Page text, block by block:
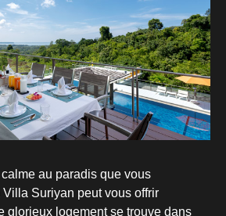
au paradis que vous
Suriyan peut vous offrir